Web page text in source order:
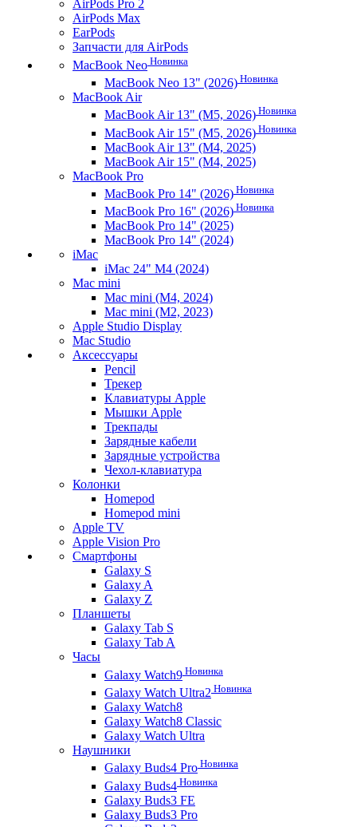
AirPods Pro 2
AirPods Max
EarPods
Запчасти для AirPods
MacBook Neo Новинка
MacBook Neo 13" (2026) Новинка
MacBook Air
MacBook Air 13" (M5, 2026) Новинка
MacBook Air 15" (M5, 2026) Новинка
MacBook Air 13" (M4, 2025)
MacBook Air 15" (M4, 2025)
MacBook Pro
MacBook Pro 14" (2026) Новинка
MacBook Pro 16" (2026) Новинка
MacBook Pro 14" (2025)
MacBook Pro 14" (2024)
iMac
iMac 24" M4 (2024)
Mac mini
Mac mini (M4, 2024)
Mac mini (M2, 2023)
Apple Studio Display
Mac Studio
Аксессуары
Pencil
Трекер
Клавиатуры Apple
Мышки Apple
Трекпады
Зарядные кабели
Зарядные устройства
Чехол-клавиатура
Колонки
Homepod
Homepod mini
Apple TV
Apple Vision Pro
Смартфоны
Galaxy S
Galaxy A
Galaxy Z
Планшеты
Galaxy Tab S
Galaxy Tab A
Часы
Galaxy Watch9 Новинка
Galaxy Watch Ultra2 Новинка
Galaxy Watch8
Galaxy Watch8 Classic
Galaxy Watch Ultra
Наушники
Galaxy Buds4 Pro Новинка
Galaxy Buds4 Новинка
Galaxy Buds3 FE
Galaxy Buds3 Pro